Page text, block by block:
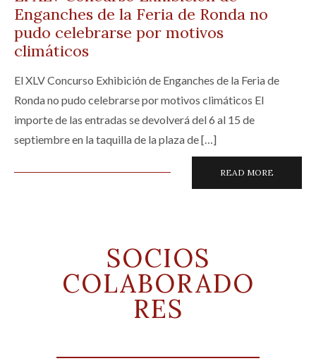
Enganches de la Feria de Ronda no
pudo celebrarse por motivos
climáticos
El XLV Concurso Exhibición de Enganches de la Feria de
Ronda no pudo celebrarse por motivos climáticos El
importe de las entradas se devolverá del 6 al 15 de
septiembre en la taquilla de la plaza de […]
READ MORE
SOCIOS
COLABORADO
RES